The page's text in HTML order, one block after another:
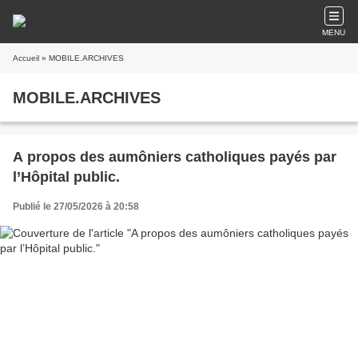
MENU
Accueil » MOBILE.ARCHIVES
MOBILE.ARCHIVES
A propos des aumôniers catholiques payés par
l’Hôpital public.
Publié le 27/05/2026 à 20:58